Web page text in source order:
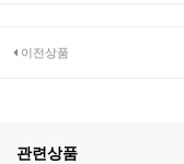
이전상품
관련상품